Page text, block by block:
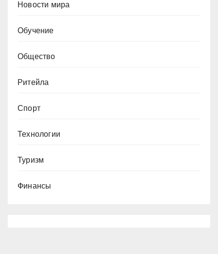
Новости мира
Обучение
Общество
Ритейла
Спорт
Технологии
Туризм
Финансы